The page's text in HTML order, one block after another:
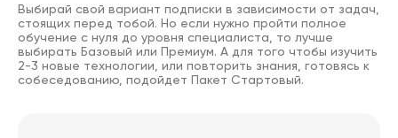
Выбирай свой вариант подписки в зависимости от задач,
стоящих перед тобой. Но если нужно пройти полное
обучение с нуля до уровня специалиста, то лучше
выбирать Базовый или Премиум. А для того чтобы изучить
2-3 новые технологии, или повторить знания, готовясь к
собеседованию, подойдет Пакет Стартовый.